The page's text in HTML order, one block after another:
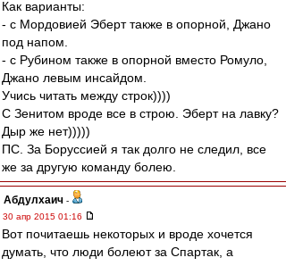
Как варианты:
- с Мордовией Эберт также в опорной, Джано
под напом.
- с Рубином также в опорной вместо Ромуло,
Джано левым инсайдом.
Учись читать между строк))))
С Зенитом вроде все в строю. Эберт на лавку?
Дыр же нет)))))
ПС. За Боруссией я так долго не следил, все
же за другую команду болею.
Абдулхаич -
30 апр 2015 01:16
Вот почитаешь некоторых и вроде хочется
думать, что люди болеют за Спартак, а